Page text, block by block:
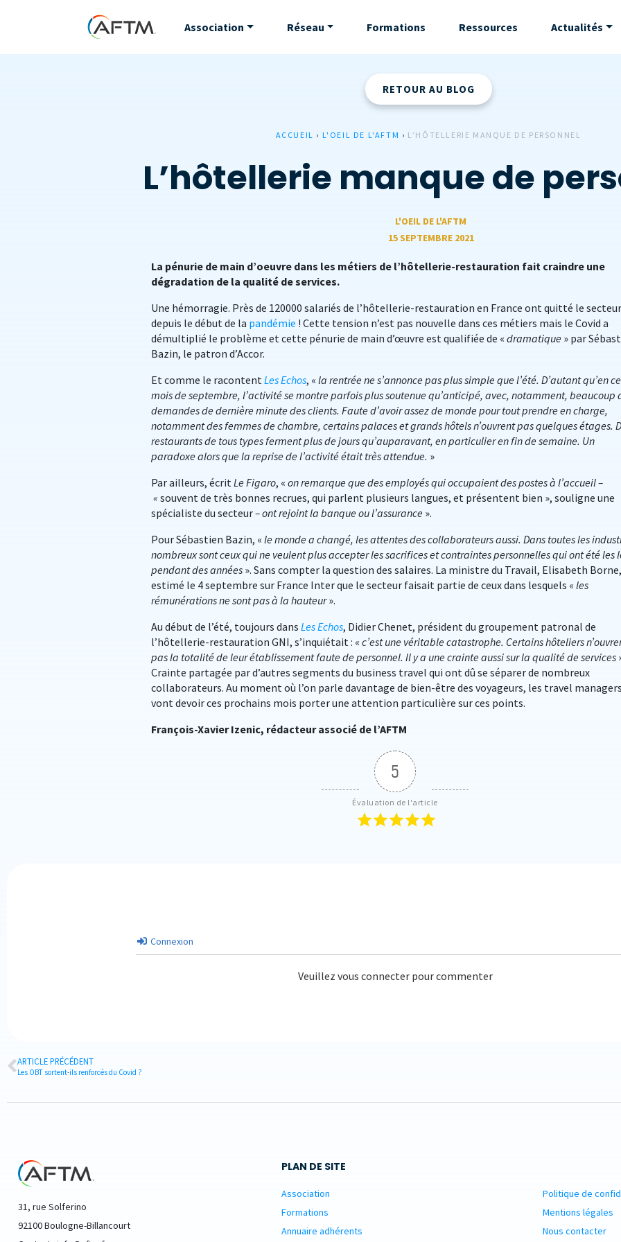
Association Réseau Formations Ressources Actualités
RETOUR AU BLOG
ACCUEIL › L'OEIL DE L'AFTM › L’HÔTELLERIE MANQUE DE PERSONNEL
L’hôtellerie manque de
L'OEIL DE L'AFTM
15 SEPTEMBRE 2021
La pénurie de main d’oeuvre dans les métiers de l’hôtellerie-restauration fait craindre une
dégradation de la qualité de services.
Une hémorragie. Près de 120000 salariés de l’hôtellerie-restauration en France ont quitté le secteur
depuis le début de la pandémie ! Cette tension n’est pas nouvelle dans ces métiers mais le Covid a
démultiplié le problème et cette pénurie de main d’œuvre est qualifiée de « dramatique » par
Bazin, le patron d’Accor.
Et comme le racontentLes Echos, « la rentrée ne s’annonce pas plus simple que l’été. D’autant qu’en ce
mois de septembre, l’activité se montre parfois plus soutenue qu’anticipé, avec, notamment, beaucoup
demandes de dernière minute des clients. Faute d’avoir assez de monde pour tout prendre en charge,
notamment des femmes de chambre, certains palaces et grands hôtels n’ouvrent pas quelques étages.
restaurants de tous types ferment plus de jours qu’auparavant, en particulier en fin de semaine. Un
paradoxe alors que la reprise de l’activité était très attendue. »
Par ailleurs, écritLe Figaro, « on remarque que des employés qui occupaient des postes à l’accueil –
« souvent de très bonnes recrues, qui parlent plusieurs langues, et présentent bien », souligne une
spécialiste du secteur– ont rejoint la banque ou l’assurance ».
Pour Sébastien Bazin, « le monde a changé, les attentes des collaborateurs aussi. Dans toutes les
nombreux sont ceux qui ne veulent plus accepter les sacrifices et contraintes personnelles qui ont été les
pendant des années ». Sans compter la question des salaires. La ministre du Travail, Elisabeth
estimé le 4 septembre sur France Inter que le secteur faisait partie de ceux dans lesquels « les
rémunérations ne sont pas à la hauteur».
Au début de l’été, toujours dans Les Echos, Didier Chenet, président du groupement patronal de
l’hôtellerie-restauration GNI, s’inquiétait : « c’est une véritable catastrophe. Certains hôteliers
pas la totalité de leur établissement faute de personnel. Il y a une crainte aussi sur la qualité de services
Crainte partagée par d’autres segments du business travel qui ont dû se séparer de nombreux
collaborateurs. Au moment où l’on parle davantage de bien-être des voyageurs, les travel managers
vont devoir ces prochains mois porter une attention particulière sur ces points.
François-Xavier Izenic, rédacteur associé de l’AFTM
5
Évaluation de l'article
Connexion
Veuillez vous connecter pour commenter
ARTICLE PRÉCÉDENT
Les OBT sortent-ils renforcés du Covid ?
31, rue Solferino
92100 Boulogne-Billancourt
PLAN DE SITE
Association
Formations
Annuaire adhérents
Politique de
Mentions légales
Nous contacter